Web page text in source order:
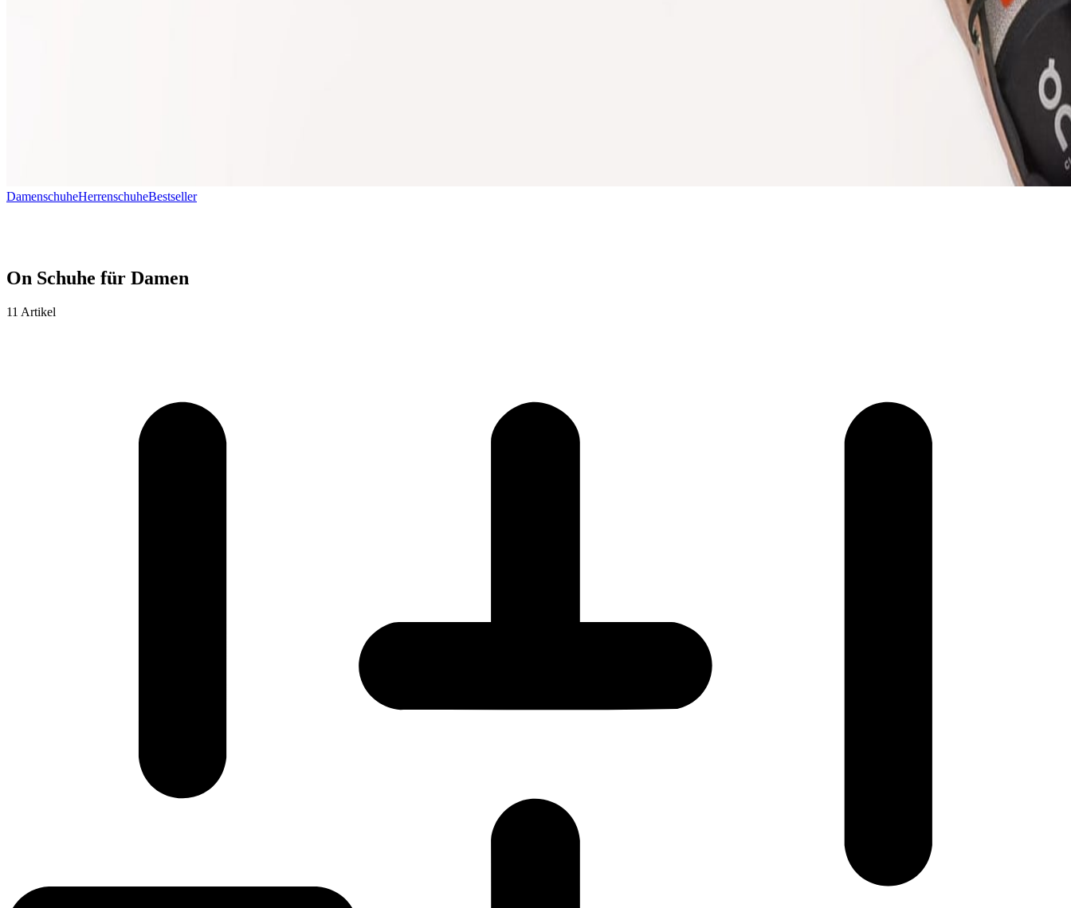
DamenschuheHerrenschuheBestseller
On Schuhe für Damen
11 Artikel